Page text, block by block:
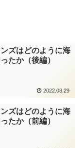
ズはどのように海
たか（後編）
2022.08.29
ズはどのように海
たか（前編）